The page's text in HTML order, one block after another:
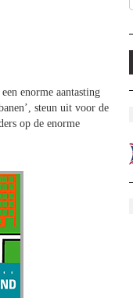
enorme aantasting
steun uit voor de
op de enorme